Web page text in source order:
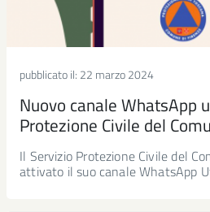
pubblicato il: 22 marzo 2024
Nuovo canale WhatsApp
Protezione Civile del
Il Servizio Protezione Civile del
attivato il suo canale WhatsApp